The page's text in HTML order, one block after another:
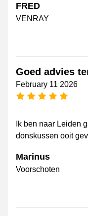
FRED
VENRAY
Goed advies
February 11 2026
5 stars
Ik ben naar Leiden
donskussen ooit
Marinus
Voorschoten